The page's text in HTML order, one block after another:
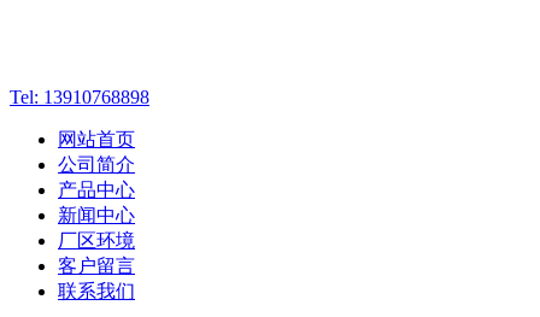
Tel: 13910768898
网站首页
公司简介
产品中心
新闻中心
厂区环境
客户留言
联系我们